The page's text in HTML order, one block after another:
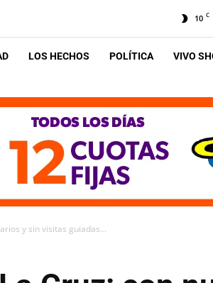
10 C
LOS HECHOS POLÍTICA VIVO
y sin visitas guiadas...